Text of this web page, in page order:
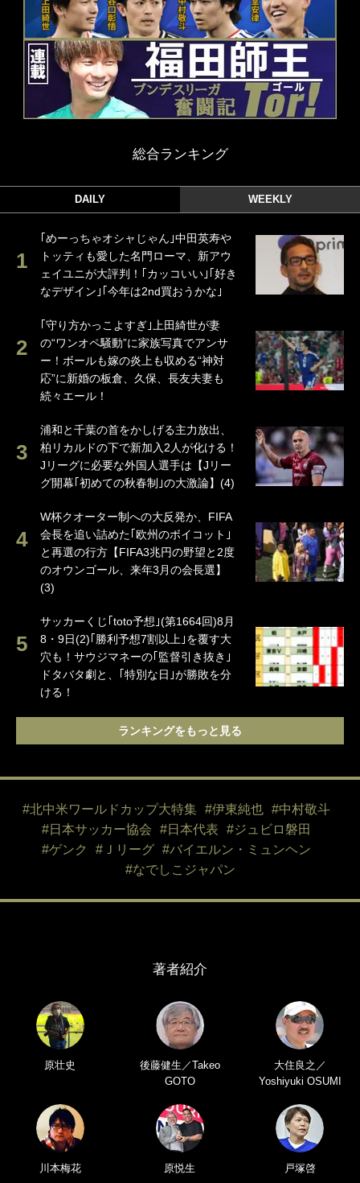
総合ランキング
DAILY WEEKLY
｢めーっちゃオシャじゃん｣中田英寿や
トッティも愛した名門ローマ、新アウ
ェイユニが大評判！｢カッコいい｣｢好き
なデザイン｣｢今年は2nd買おうかな｣
｢守り方かっこよすぎ｣上田綺世が妻
の“ワンオペ騒動”に家族写真でアンサ
ー！ボールも嫁の炎上も収める“神対
応”に新婚の板倉、久保、長友夫妻も
続々エール！
浦和と千葉の首をかしげる主力放出、
柏リカルドの下で新加入2人が化ける！
Jリーグに必要な外国人選手は【Jリー
グ開幕｢初めての秋春制｣の大激論】(4)
W杯クオーター制への大反発か、FIFA
会長を追い詰めた｢欧州のボイコット｣
と再選の行方【FIFA3兆円の野望と2度
のオウンゴール、来年3月の会長選】
(3)
サッカーくじ｢toto予想｣(第1664回)8月
8・9日(2)｢勝利予想7割以上｣を覆す大
穴も！サウジマネーの｢監督引き抜き｣
ドタバタ劇と、｢特別な日｣が勝敗を分
ける！
ランキングをもっと見る
#北中米ワールドカップ大特集 #伊東純也
#中村敬斗
#日本サッカー協会
#日本代表
#ジュビロ磐田
#ゲンク
#Ｊリーグ
#バイエルン・ミュンヘン
#なでしこジャパン
著者紹介
原壮史
後藤健生／Takeo
GOTO
大住良之／
Yoshiyuki OSUMI
川本梅花 原悦生 戸塚啓